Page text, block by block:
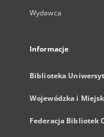
Wydawca
Informacje
Biblioteka
Wojewódzka i
Federacja Bibliotek